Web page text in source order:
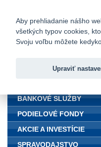
Fio
BANKOVÉ SLUŽBY
PODIELOVÉ FONDY
AKCIE A INVESTÍCIE
SPRAVODAJSTVO
Aby prehliadanie nášho
všetkých typov cookies,
Svoju voľbu môžete
Upraviť